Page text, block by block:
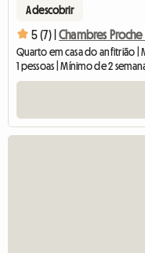
A descobrir
5 (7) | Chambres
Quarto em casa do anfitrião |
1 pessoas | Mínimo de 2